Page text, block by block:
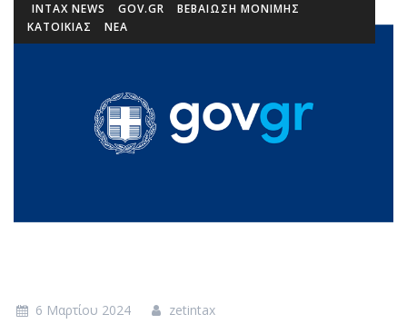
INTAX NEWS GOV.GR
ΒΕΒΑΊΩΣΗ ΜΌΝΙΜΗΣ
ΚΑΤΟΙΚΊΑΣ
ΝΕΑ
6 Μαρτίου 2024 zetintax